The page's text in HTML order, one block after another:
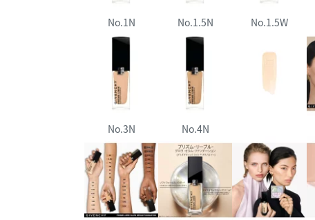
No.1N No.1.5N No.1.5W
No.3N No.4N